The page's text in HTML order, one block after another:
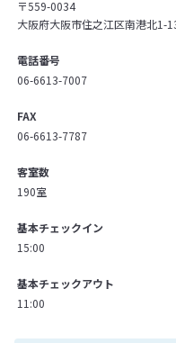
〒559-0034
大阪府大阪市住之江区南港北1-
電話番号
06-6613-7007
FAX
06-6613-7787
客室数
190室
基本チェックイン
15:00
基本チェックアウト
11:00